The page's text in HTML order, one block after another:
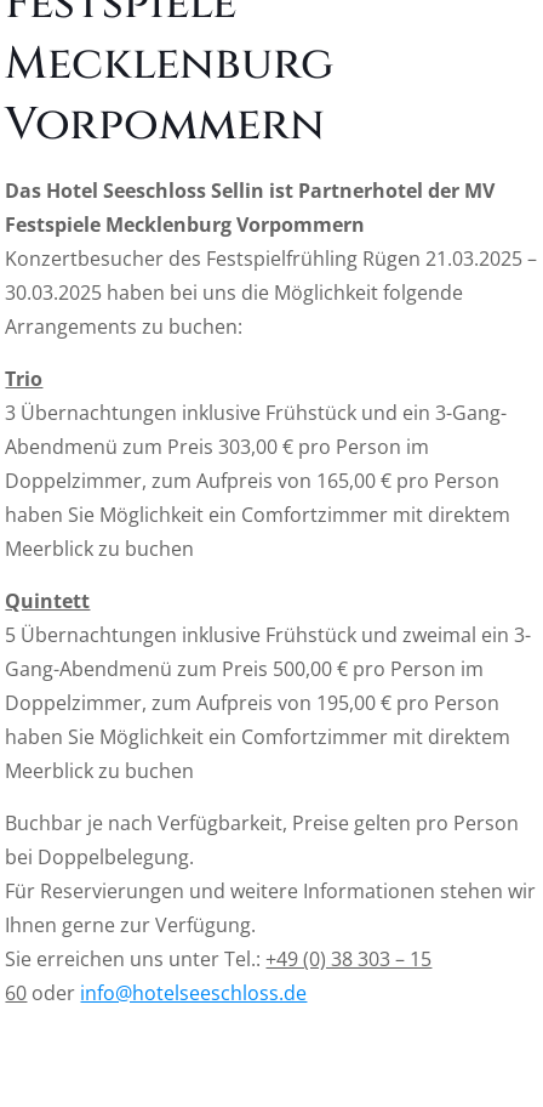
Mecklenburg
Vorpommern
Das Hotel Seeschloss Sellin ist Partnerhotel der MV
Festspiele Mecklenburg Vorpommern
Konzertbesucher des Festspielfrühling Rügen 21.03.2025 –
30.03.2025 haben bei uns die Möglichkeit folgende
Arrangements zu buchen:
Trio
3 Übernachtungen inklusive Frühstück und ein 3-Gang-
Abendmenü zum Preis 303,00 € pro Person im
Doppelzimmer, zum Aufpreis von 165,00 € pro Person
haben Sie Möglichkeit ein Comfortzimmer mit direktem
Meerblick zu buchen
Quintett
5 Übernachtungen inklusive Frühstück und zweimal ein 3-
Gang-Abendmenü zum Preis 500,00 € pro Person im
Doppelzimmer, zum Aufpreis von 195,00 € pro Person
haben Sie Möglichkeit ein Comfortzimmer mit direktem
Meerblick zu buchen
Buchbar je nach Verfügbarkeit, Preise gelten pro Person
bei Doppelbelegung.
Für Reservierungen und weitere Informationen stehen wir
Ihnen gerne zur Verfügung.
Sie erreichen uns unter Tel.:+49 (0) 38 303 – 15
60 oder info@hotelseeschloss.de